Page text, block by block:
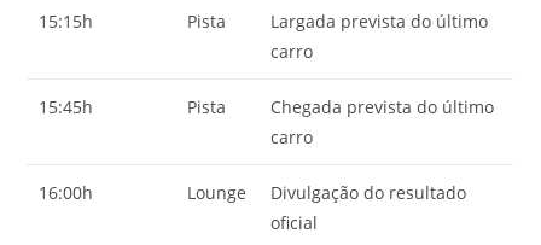
15:15h Pista
Largada prevista do último
carro
15:45h Pista
Chegada prevista do último
carro
16:00h Lounge
Divulgação do resultado
oficial